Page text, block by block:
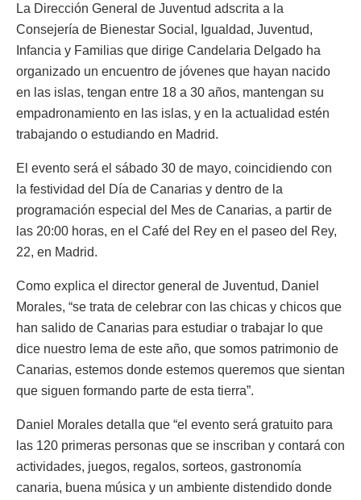
La Dirección General de Juventud adscrita a la
Consejería de Bienestar Social, Igualdad, Juventud,
Infancia y Familias que dirige Candelaria Delgado ha
organizado un encuentro de jóvenes que hayan nacido
en las islas, tengan entre 18 a 30 años, mantengan su
empadronamiento en las islas, y en la actualidad estén
trabajando o estudiando en Madrid.
El evento será el sábado 30 de mayo, coincidiendo con
la festividad del Día de Canarias y dentro de la
programación especial del Mes de Canarias, a partir de
las 20:00 horas, en el Café del Rey en el paseo del Rey,
22, en Madrid.
Como explica el director general de Juventud, Daniel
Morales, “se trata de celebrar con las chicas y chicos que
han salido de Canarias para estudiar o trabajar lo que
dice nuestro lema de este año, que somos patrimonio de
Canarias, estemos donde estemos queremos que sientan
que siguen formando parte de esta tierra”.
Daniel Morales detalla que “el evento será gratuito para
las 120 primeras personas que se inscriban y contará con
actividades, juegos, regalos, sorteos, gastronomía
canaria, buena música y un ambiente distendido donde